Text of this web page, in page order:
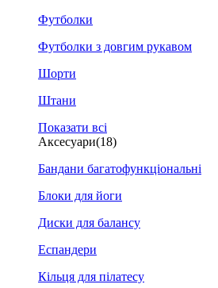
Футболки
Футболки з довгим рукавом
Шорти
Штани
Показати всі
Аксесуари(18)
Бандани багатофункціональні
Блоки для йоги
Диски для балансу
Еспандери
Кільця для пілатесу